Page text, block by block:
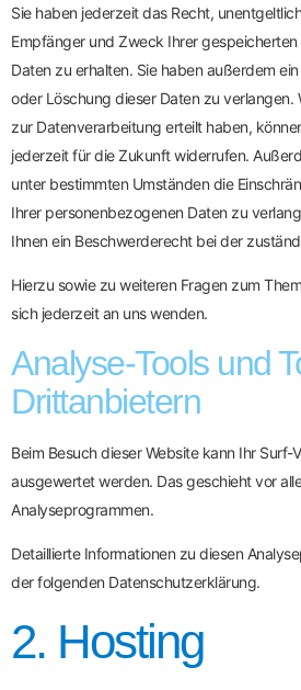
Sie haben jederzeit das Recht,
Empfänger und Zweck Ihrer
Daten zu erhalten. Sie haben außerdem
oder Löschung dieser Daten zu verlangen.
zur Datenverarbeitung erteilt haben,
jederzeit für die Zukunft widerrufen.
unter bestimmten Umständen die
Ihrer personenbezogenen Daten zu
Ihnen ein Beschwerderecht bei der
Hierzu sowie zu weiteren Fragen zum
sich jederzeit an uns wenden.
Analyse-Tools und
Dritt­anbietern
Beim Besuch dieser Website kann Ihr Surf-
ausgewertet werden. Das geschieht vor
Analyseprogrammen.
Detaillierte Informationen zu diesen
der folgenden Datenschutzerklärung.
2. Hosting